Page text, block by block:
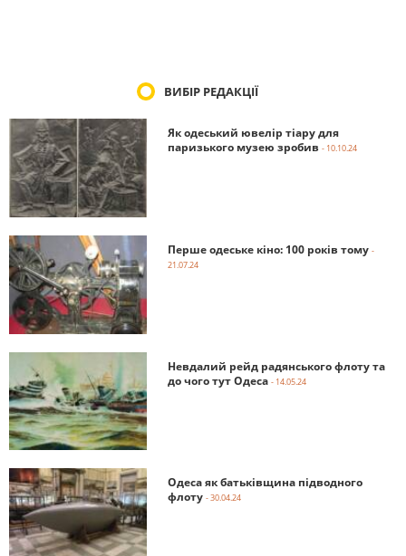
ВИБІР РЕДАКЦІЇ
Як одеський ювелір тіару для
паризького музею зробив - 10.10.24
Перше одеське кіно: 100 років тому -
21.07.24
Невдалий рейд радянського флоту та
до чого тут Одеса - 14.05.24
Одеса як батьківщина підводного
флоту - 30.04.24